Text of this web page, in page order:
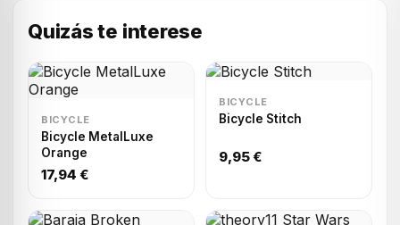
Quizás te interese
BICYCLE
Bicycle MetalLuxe
Orange
17,94 €
BICYCLE
Bicycle Stitch
9,95 €